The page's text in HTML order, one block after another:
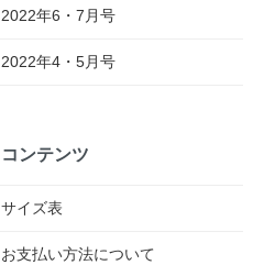
2022年6・7月号
2022年4・5月号
コンテンツ
サイズ表
お支払い方法について